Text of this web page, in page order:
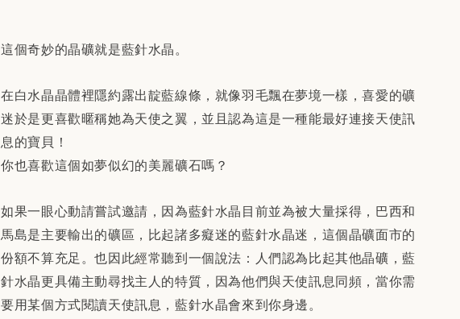
這個奇妙的晶礦就是藍針水晶。
在白水晶晶體裡隱約露出靛藍線條，就像羽毛飄在夢境一樣，喜愛的礦
迷於是更喜歡暱稱她為天使之翼，並且認為這是一種能最好連接天使訊
息的寶貝！
你也喜歡這個如夢似幻的美麗礦石嗎？
如果一眼心動請嘗試邀請，因為藍針水晶目前並為被大量採得，巴西和
馬島是主要輸出的礦區，比起諸多癡迷的藍針水晶迷，這個晶礦面市的
份額不算充足。也因此經常聽到一個說法：人們認為比起其他晶礦，藍
針水晶更具備主動尋找主人的特質，因為他們與天使訊息同頻，當你需
要用某個方式閱讀天使訊息，藍針水晶會來到你身邊。